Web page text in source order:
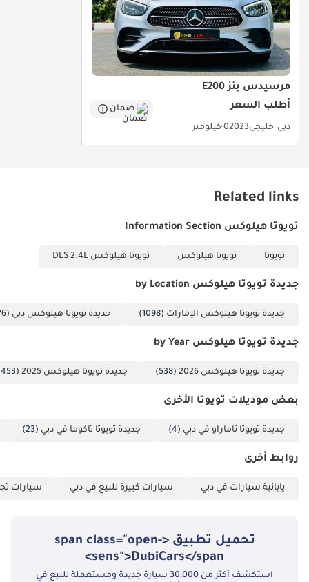
مرسيدس بنز E200
أطلب السعر
ضمان
دبي خليجي20230 كيلومتر
Related links
تويوتا هيلوكس Information Section
تويوتا تويوتا هيلوكس تويوتا هيلوكس DLS 2.4L
جديدة تويوتا هيلوكس by Location
جديدة تويوتا هيلوكس الإمارات (1098) جديدة تويوتا هيلوكس دبي (1076)
جديدة تويوتا هيلوكس by Year
جديدة تويوتا هيلوكس 2026 (538) جديدة تويوتا هيلوكس 2025 (453)
بعض موديلات تويوتا الأخرى
جديدة تويوتا تاماراو في دبي (4) جديدة تويوتا تاكوما في دبي (23)
روابط أخرى
يابانية سيارات في دبي سيارات كبيرة للبيع في دبي سيارات
تحميل تطبيق <span class="open-
sens">DubiCars</span>
استكشف أكثر من 30،000 سيارة جديدة ومستعملة للبيع في
تُعدّ السلامة ميزة أساسية في هذه الهايلوكس، الحائزة على تصنيف
خمس نجوم في السلامة، والمجهزة بمجموعة من أنظمة الحماية النشطة.
تأتي السيارة قياسياً بنظام التحكم الإلكتروني بالثبات ونظام التحكم في
الجر، وهما ضروريان للحفاظ على ثبات السيارة على الطرق السريعة الرملية
أو الطرق الحصوية غير المتوقعة. صُمم نظام الفرامل للتعامل مع الأحمال
الثقيلة دون تراجع في الأداء، مما يوفر قوة توقف ثابتة في البيئات الحضرية
والريفية على حد سواء. توفر الوسائد الهوائية المتعددة وهيكل الأمان
المُعزز حمايةً لجميع الركاب الخمسة في حالة الاصطدام، بينما تجعل نقاط
صغار. يُعدّ نظام مراقبة النقطة العمياء وحساسات ركن السيارة الخلفية
هذه الفئة، بينما يقدمها بعض المنافسين كإضافات اختيارية فقط، مما
الخلاصة
تُعدّ سيارة تويوتا هايلكس موديل 2025 هذه الخيار الأمثل لمن يبحث عن
لرحلات استكشاف الصحراء. وبفضل عدادها المنخفض ومواصفاتها
شبه جديدة في أوج كفاءتها وموثوقيتها.
تم إنشاء هذه الإحصاءات بواسطة الذكاء الاصطناعي اعتماداً على بيانات